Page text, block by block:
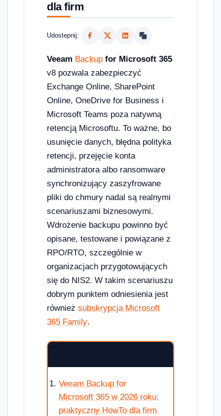
dla firm
Udostepnij:
Veeam Backup for Microsoft 365
v8 pozwala zabezpieczyć
Exchange Online, SharePoint
Online, OneDrive for Business i
Microsoft Teams poza natywną
retencją Microsoftu. To ważne, bo
usunięcie danych, błędna polityka
retencji, przejęcie konta
administratora albo ransomware
synchronizujący zaszyfrowane
pliki do chmury nadal są realnymi
scenariuszami biznesowymi.
Wdrożenie backupu powinno być
opisane, testowane i powiązane z
RPO/RTO, szczególnie w
organizacjach przygotowujących
się do NIS2. W takim scenariuszu
dobrym punktem odniesienia jest
również subskrypcja Microsoft
365 Family.
Veeam Backup for
Microsoft 365 w 2026 roku:
praktyczny HowTo dla firm